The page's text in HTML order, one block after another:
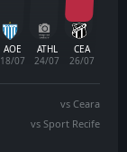
AOE
18/07
ATHL
24/07
CEA
26/07
vs Ceara
vs Sport Recife